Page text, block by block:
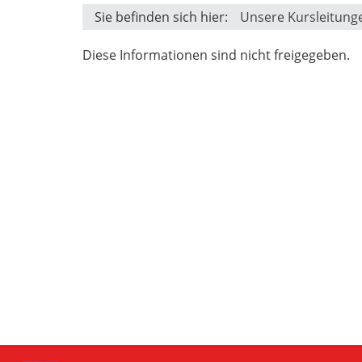
Sie befinden sich hier: Unsere
Diese Informationen sind nicht freigegeben.